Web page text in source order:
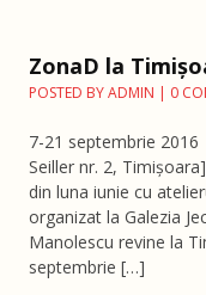
ZonaD la
POSTED BYADMIN | 0
7-21 septembrie
Seiller nr. 2,
din luna iunie cu
organizat la Galezia
Manolescu revine la
septembrie […]